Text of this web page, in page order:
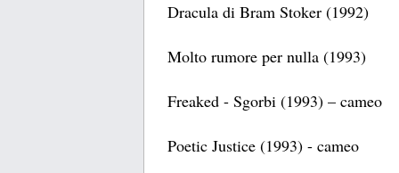
Dracula di Bram Stoker (1992)
Molto rumore per nulla (1993)
Freaked - Sgorbi (1993) – cameo
Poetic Justice (1993) - cameo